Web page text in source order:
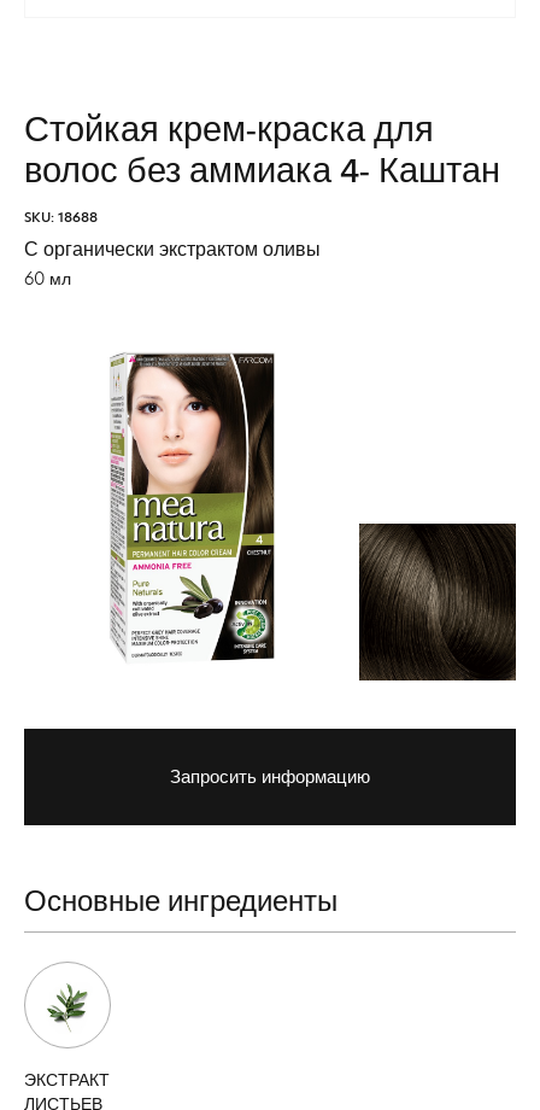
Стойкая крем-краска для
волос без аммиака 4- Каштан
SKU: 18688
С органически экстрактом оливы
60 мл
Запросить информацию
Основные ингредиенты
ЭКСТРАКТ
ЛИСТЬЕВ